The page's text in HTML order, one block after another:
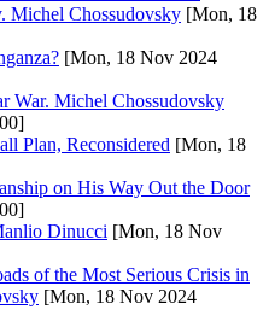
Michel Chossudovsky [Mon, 18
[Mon, 18 Nov 2024
War. Michel Chossudovsky
Plan, Reconsidered [Mon, 18
on His Way Out the Door
Dinucci [Mon, 18 Nov
of the Most Serious Crisis in
[Mon, 18 Nov 2024